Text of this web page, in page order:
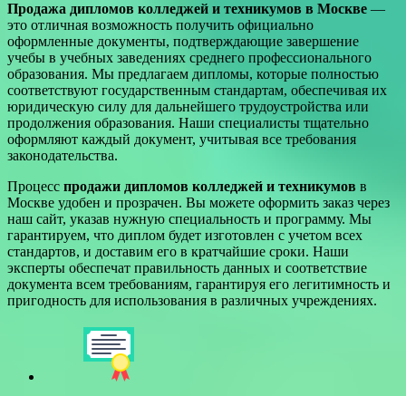
Продажа дипломов колледжей и техникумов в Москве —
это отличная возможность получить официально
оформленные документы, подтверждающие завершение
учебы в учебных заведениях среднего профессионального
образования. Мы предлагаем дипломы, которые полностью
соответствуют государственным стандартам, обеспечивая их
юридическую силу для дальнейшего трудоустройства или
продолжения образования. Наши специалисты тщательно
оформляют каждый документ, учитывая все требования
законодательства.
Процесс продажи дипломов колледжей и техникумов в
Москве удобен и прозрачен. Вы можете оформить заказ через
наш сайт, указав нужную специальность и программу. Мы
гарантируем, что диплом будет изготовлен с учетом всех
стандартов, и доставим его в кратчайшие сроки. Наши
эксперты обеспечат правильность данных и соответствие
документа всем требованиям, гарантируя его легитимность и
пригодность для использования в различных учреждениях.